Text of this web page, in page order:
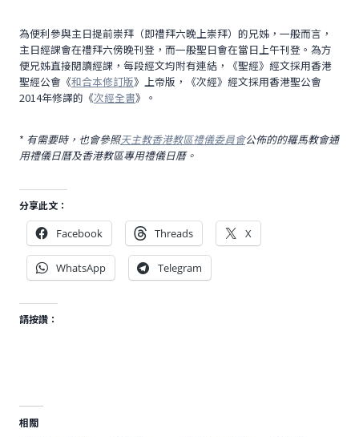
為便利參與主日提前崇拜（即禮拜六晚上崇拜）的兄姊，一般而言，
主日經課會在禮拜六傍晚刊登，而一般聖日會在當日上午刊登。為方
便兄姊直接閱讀經課，每段經文均附有連結，《聖經》經文採用香港
聖經公會《和合本修訂版》上帝版，《次經》經文採用香港聖公會
2014年修譯的《次經全書》。
* 有需要時，也會參照天主教香港教區禮儀委員會公佈的的羅馬教會通
用禮儀日曆及香港教區專用禮儀日曆。
分享此文：
Facebook Threads X
WhatsApp Telegram
請按讚：
相關